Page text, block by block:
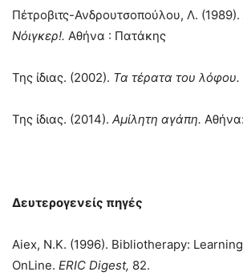
Πέτροβιτς-Ανδρουτσοπούλου, Λ. (1989).
Νόιγκερ!. Αθήνα : Πατάκης
Της ίδιας. (2002). Τα τέρατα του λόφου.
Της ίδιας. (2014). Αμίλητη αγάπη.
Δευτερογενείς πηγές
Aiex, N.K. (1996). Bibliotherapy:
OnLine. ERIC Digest, 82.